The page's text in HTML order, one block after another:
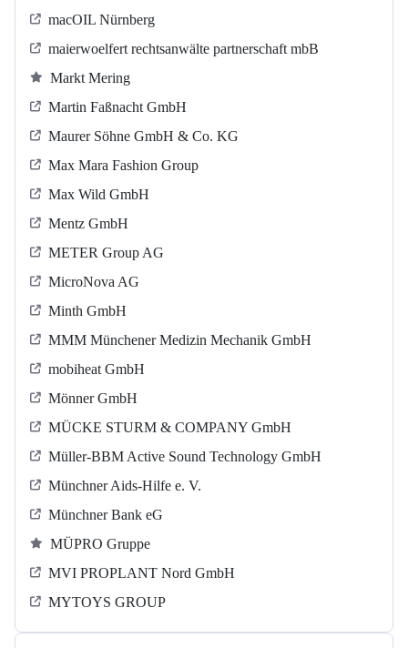
macOIL Nürnberg
maierwoelfert rechtsanwälte partnerschaft mbB
Markt Mering
Martin Faßnacht GmbH
Maurer Söhne GmbH & Co. KG
Max Mara Fashion Group
Max Wild GmbH
Mentz GmbH
METER Group AG
MicroNova AG
Minth GmbH
MMM Münchener Medizin Mechanik GmbH
mobiheat GmbH
Mönner GmbH
MÜCKE STURM & COMPANY GmbH
Müller-BBM Active Sound Technology GmbH
Münchner Aids-Hilfe e. V.
Münchner Bank eG
MÜPRO Gruppe
MVI PROPLANT Nord GmbH
MYTOYS GROUP